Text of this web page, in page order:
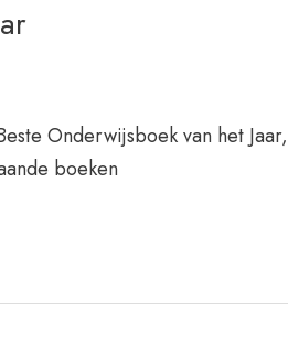
Onderwijsboek van het Jaar,
boeken